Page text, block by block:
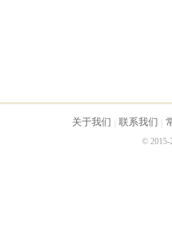
关于我们 联系我们
© 2015-